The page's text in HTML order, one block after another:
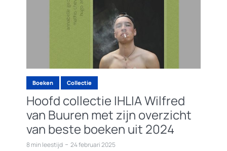
Boeken Collectie
Hoofd collectie IHLIA Wilfred
van Buuren met zijn overzicht
van beste boeken uit 2024
8 min leestijd 24 februari 2025